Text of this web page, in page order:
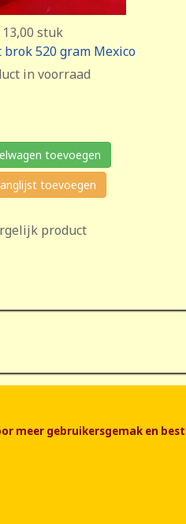
stuk
520 gram Mexico
in voorraad
toevoegen
toevoegen
product
meer gebruikersgemak en